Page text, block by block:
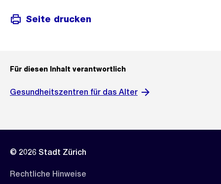
Seite drucken
Für diesen Inhalt verantwortlich
Gesundheitszentren für das Alter
© 2026 Stadt Zürich
Rechtliche Hinweise